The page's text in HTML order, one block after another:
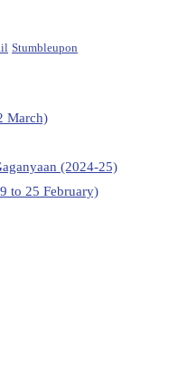
Stumbleupon
March)
(2024-25)
to 25 February)